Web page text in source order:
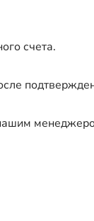
счета.